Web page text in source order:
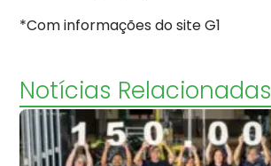
*Com informações do site G1
Notícias Relacionadas